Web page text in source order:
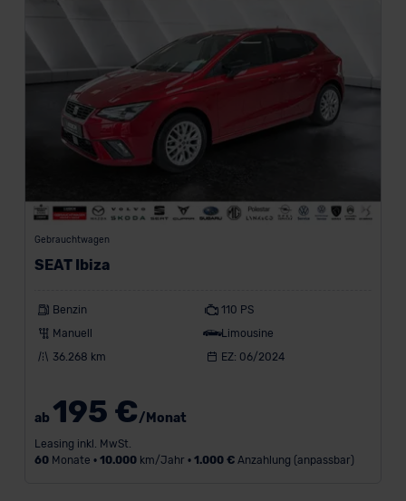
Gebrauchtwagen
SEAT Ibiza
Benzin
110 PS
Manuell
Limousine
36.268 km
EZ: 06/2024
ab 195 €/Monat
Leasing inkl. MwSt.
60Monate • 10.000km/Jahr • 1.000 €Anzahlung (anpassbar)